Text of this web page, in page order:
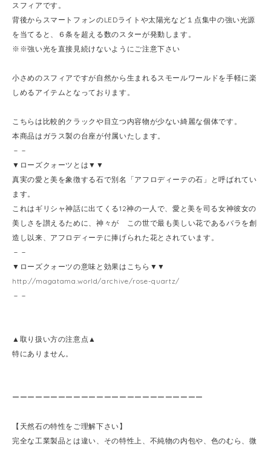
スフィアです。
背後からスマートフォンのLEDライトや太陽光など１点集中の強い光源
を当てると、６条を超える数のスターが発動します。
※※強い光を直接見続けないようにご注意下さい
小さめのスフィアですが自然から生まれるスモールワールドを手軽に楽
しめるアイテムとなっております。
こちらは比較的クラックや目立つ内容物が少ない綺麗な個体です。
本商品はガラス製の台座が付属いたします。
－－
▼ローズクォーツとは▼▼
真実の愛と美を象徴する石で別名「アフロディーテの石」と呼ばれてい
ます。
これはギリシャ神話に出てくる12神の一人で、愛と美を司る女神彼女の
美しさを讃えるために、神々が この世で最も美しい花であるバラを創
造し以来、アフロディーテに捧げられた花とされています。
－－
▼ローズクォーツの意味と効果はこちら▼▼
http://magatama.world/archive/rose-quartz/
－－
▲取り扱い方の注意点▲
特にありません。
ーーーーーーーーーーーーーーーーーーーーーーーーー
【天然石の特性をご理解下さい】
完全な工業製品とは違い、その特性上、不純物の内包や、色のむら、微